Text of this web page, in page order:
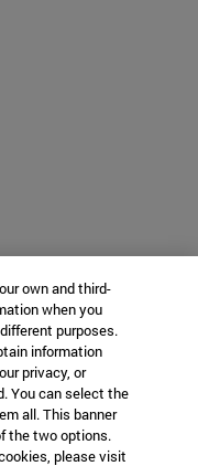
own and third-
when you
purposes.
information
privacy, or
You can select the
all. This banner
the two options.
please visit